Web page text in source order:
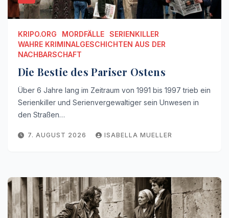
KRIPO.ORG MORDFÄLLE SERIENKILLER
WAHRE KRIMINALGESCHICHTEN AUS DER
NACHBARSCHAFT
Die Bestie des Pariser Ostens
Über 6 Jahre lang im Zeitraum von 1991 bis 1997 trieb ein
Serienkiller und Serienvergewaltiger sein Unwesen in
den Straßen…
7. AUGUST 2026 ISABELLA MUELLER